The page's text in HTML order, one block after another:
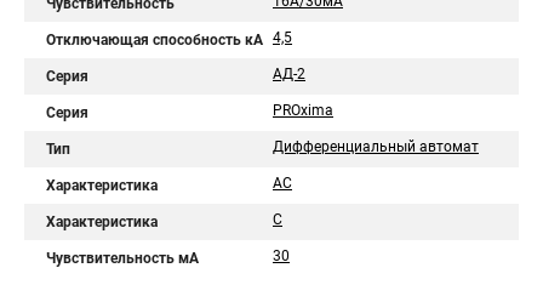
Чувствительность
Отключающая способность кА 4,5
Серия АД-2
Серия PROxima
Тип Дифференциальный автомат
Характеристика AC
Характеристика C
Чувствительность мА 30